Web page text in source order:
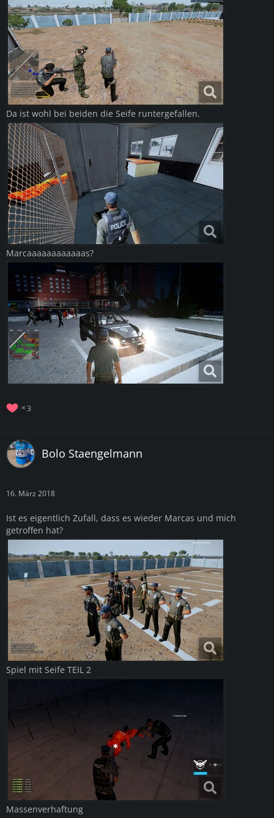
Da ist wohl bei beiden die Seife runtergefallen.
Marcaaaaaaaaaaaas?
3
Bolo Staengelmann
16. März 2018
Ist es eigentlich Zufall, dass es wieder Marcas und mich
getroffen hat?
Spiel mit Seife TEIL 2
Massenverhaftung